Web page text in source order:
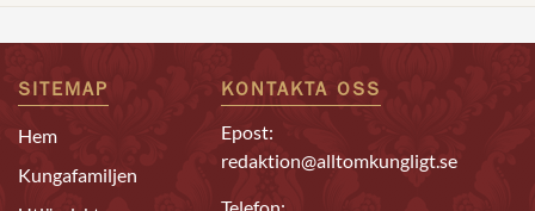
SITEMAP
Hem
Kungafamiljen
KONTAKTA OSS
Epost:
redaktion@alltomkungligt.se